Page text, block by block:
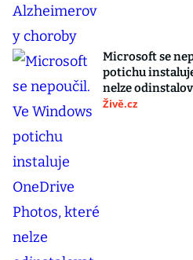
Microsoft se
potichu
nelze
Živě.cz